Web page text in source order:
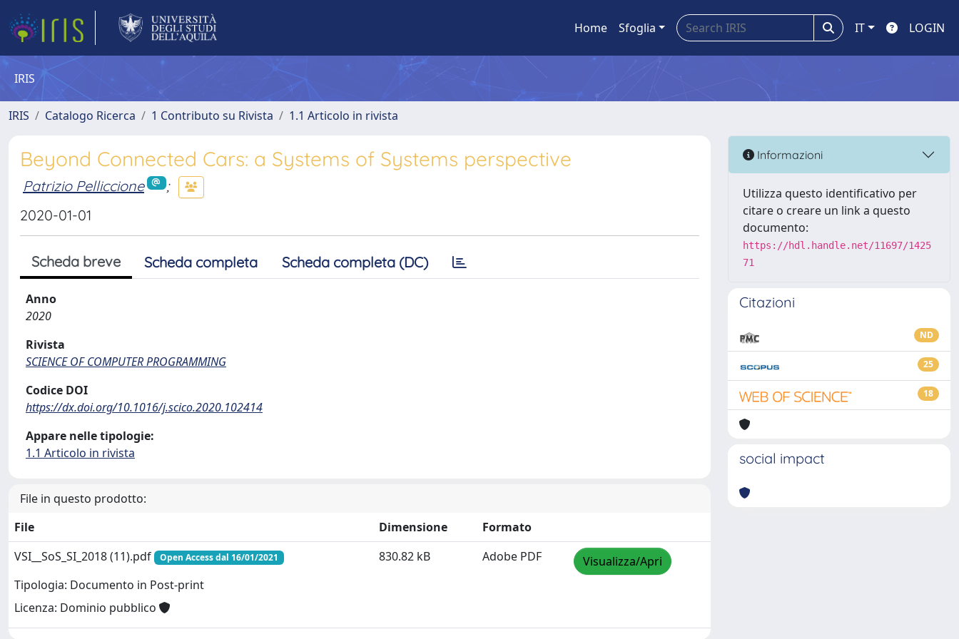
Home Sfoglia IT LOGIN
IRIS
IRIS Catalogo Ricerca 1 Contributo su Rivista 1.1 Articolo in rivista
Beyond Connected Cars: a Systems of Systems perspective
Patrizio Pelliccione
;
2020-01-01
Scheda breve Scheda completa Scheda completa (DC)
Anno
2020
Rivista
SCIENCE OF COMPUTER PROGRAMMING
Codice DOI
https://dx.doi.org/10.1016/j.scico.2020.102414
Appare nelle tipologie:
1.1 Articolo in rivista
File in questo prodotto:
File
Dimensione
Formato
VSI__SoS_SI_2018 (11).pdf
Open Access dal 16/01/2021
Tipologia: Documento in Post-print
Licenza: Dominio pubblico
830.82 kB Adobe PDF Visualizza/Apri
Informazioni
Utilizza questo identificativo per
citare o creare un link a questo
documento:
https://hdl.handle.net/11697/1425
71
Citazioni
ND
25
18
social impact